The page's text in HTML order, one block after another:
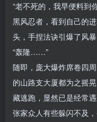
“老不死的，我早便料到
黑风忍者，看到自己的
头，手捏法诀引爆了风暴
“轰隆……”
随即，庞大爆炸席卷四
的山路支大厦都为之摇
藏逃跑，显然已是经常
张家众人有些躲闪不及